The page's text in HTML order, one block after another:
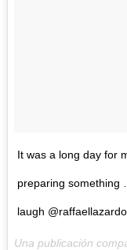
It was a long day for
preparing something
laugh
Una publicación